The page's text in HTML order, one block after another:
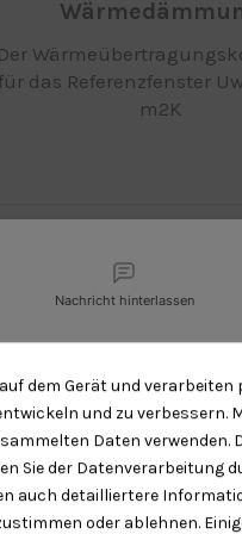
Der
für das Referenzfenster
m2K
Farbpalette
Zur Auswahl stehen bis
Blautöne mit
Holzstruktur sowie Farben
RAL und NSC-
dem Gerät und verarbeiten
und zu verbessern.
Daten verwenden.
Sie der Datenverarbeitung
auch detailliertere
oder ablehnen.
Nachricht hinterlassen
einen Rückruf
and time slection for
Select date